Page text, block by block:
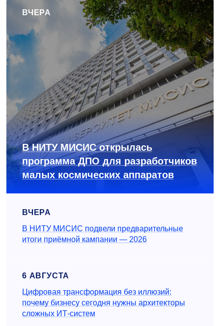
ВЧЕРА
В НИТУ МИСИС открылась
программа ДПО для разработчиков
малых космических аппаратов
ВЧЕРА
В НИТУ МИСИС подвели предварительные
итоги приёмной кампании — 2026
6 АВГУСТА
Цифровая трансформация без иллюзий:
почему бизнесу сегодня нужны архитекторы
сложных ИТ-систем